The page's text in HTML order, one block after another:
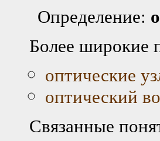
Определение:
Более широкие
оптические
оптический
Связанные